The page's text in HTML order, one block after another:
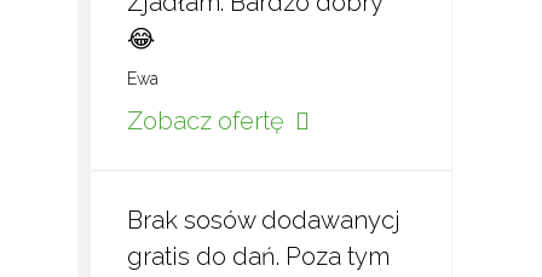
😂
Ewa
Zobacz ofertę
Brak sosów dodawanycj
gratis do dań. Poza tym